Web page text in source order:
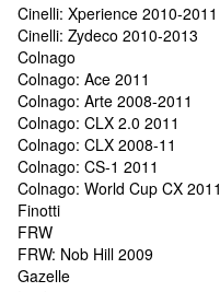
Cinelli: Xperience 2010-2011
Cinelli: Zydeco 2010-2013
Colnago
Colnago: Ace 2011
Colnago: Arte 2008-2011
Colnago: CLX 2.0 2011
Colnago: CLX 2008-11
Colnago: CS-1 2011
Colnago: World Cup CX 2011
Finotti
FRW
FRW: Nob Hill 2009
Gazelle